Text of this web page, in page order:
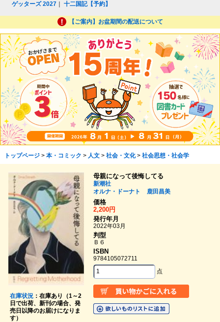
ゲッターズ 2027 ｜十二国記【予約】
【ご案内】お盆期間の配送について
トップページ> 本・コミック > 人文> 社会・文化> 社会思想・社会学
在庫状況：在庫あり（1～2
日で出荷、新刊の場合、発
売日以降のお届けになりま
す）
母親になって後悔してる
新潮社
オルナ・ドーナト
鹿田昌美
価格
2,200円
発行年月
2022年03月
判型
Ｂ６
ISBN
9784105072711
点